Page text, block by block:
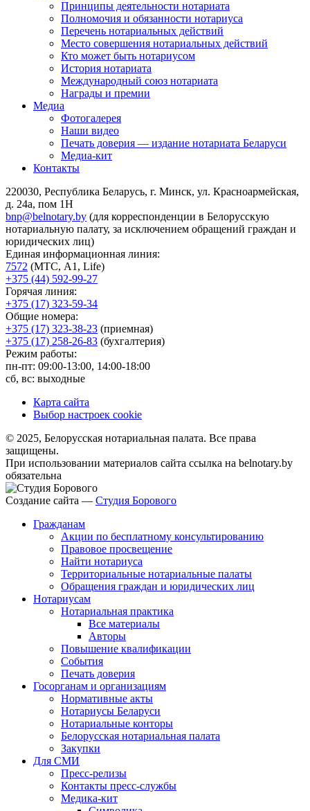
Принципы деятельности нотариата
Полномочия и обязанности нотариуса
Перечень нотариальных действий
Место совершения нотариальных действий
Кто может быть нотариусом
История нотариата
Международный союз нотариата
Награды и премии
Медиа
Фотогалерея
Наши видео
Печать доверия — издание нотариата Беларуси
Медиа-кит
Контакты
220030, Республика Беларусь, г. Минск, ул. Красноармейская,
д. 24а, пом 1Н
bnp@belnotary.by (для корреспонденции в Белорусскую
нотариальную палату, за исключением обращений граждан и
юридических лиц)
Единая информационная линия:
7572 (МТС, A1, Life)
+375 (44) 592-99-27
Горячая линия:
+375 (17) 323-59-34
Общие номера:
+375 (17) 323-38-23 (приемная)
+375 (17) 258-26-83 (бухгалтерия)
Режим работы:
пн-пт: 09:00-13:00, 14:00-18:00
сб, вс: выходные
Карта сайта
Выбор настроек cookie
© 2025, Белорусская нотариальная палата. Все права
защищены.
При использовании материалов сайта ссылка на belnotary.by
обязательна
Создание сайта — Студия Борового
Гражданам
Акции по бесплатному консультированию
Правовое просвещение
Найти нотариуса
Территориальные нотариальные палаты
Обращения граждан и юридических лиц
Нотариусам
Нотариальная практика
Все материалы
Авторы
Повышение квалификации
События
Печать доверия
Госорганам и организациям
Нормативные акты
Нотариусы Беларуси
Нотариальные конторы
Белорусская нотариальная палата
Закупки
Для СМИ
Пресс-релизы
Контакты пресс-службы
Медика-кит